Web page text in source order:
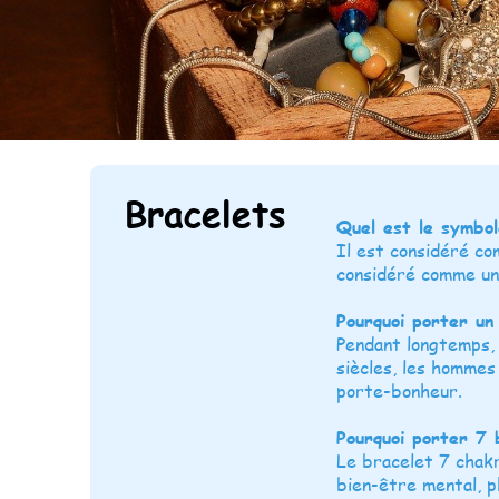
Bracelets
Quel est le
Il est considéré
considéré comme
Pourquoi porter
Pendant
siècles, les
porte-bonheur.
Pourquoi porter 7
Le bracelet 7
bien-être mental,